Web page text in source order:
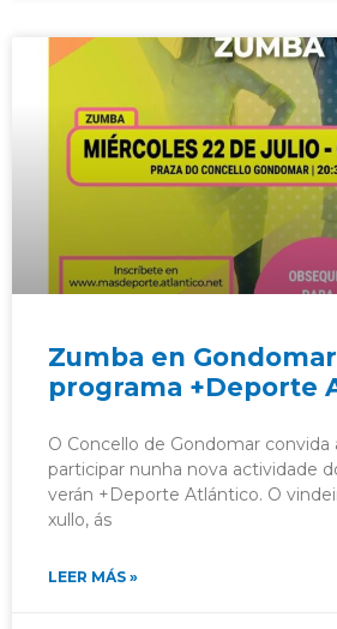
Zumba en
programa +Deporte
O Concello de Gondomar convida
participar nunha nova actividade
verán +Deporte Atlántico. O
xullo, ás
LEER MÁS »